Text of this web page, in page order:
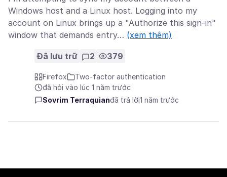
Windows host and a Linux host. Logging into my
account on Linux brings up a "Authorize this sign-in"
window that demands entry… (xem thêm)
Đã lưu trữ 2 379
Firefox
Two-factor authentication
đã hỏi vào lúc 1 năm trước
Sovrim Terraquianđã trả lời1 năm trước